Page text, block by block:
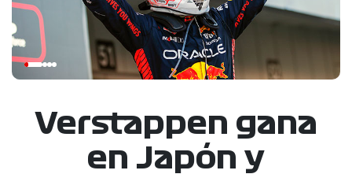
Verstappen gana
en Japón y